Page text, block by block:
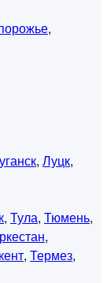
,
, Луцк,
, Тула, Тюмень,
,
, Термез,